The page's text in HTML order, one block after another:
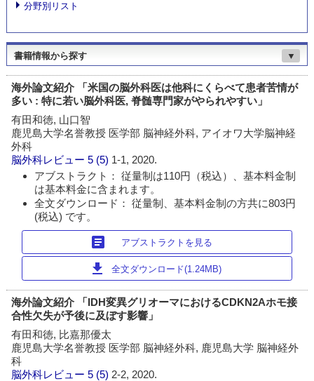
分野別リスト
書籍情報から探す ▼
海外論文紹介 「米国の脳外科医は他科にくらべて患者苦情が
多い : 特に若い脳外科医, 脊髄専門家がやられやすい」
有田和徳, 山口智
鹿児島大学名誉教授 医学部 脳神経外科, アイオワ大学脳神経
外科
脳外科レビュー 5 (5) 1-1, 2020.
アブストラクト： 従量制は110円（税込）、基本料金制
は基本料金に含まれます。
全文ダウンロード： 従量制、基本料金制の方共に803円
(税込) です。
article アブストラクトを見る
download 全文ダウンロード(1.24MB)
海外論文紹介 「IDH変異グリオーマにおけるCDKN2Aホモ接
合性欠失が予後に及ぼす影響」
有田和徳, 比嘉那優太
鹿児島大学名誉教授 医学部 脳神経外科, 鹿児島大学 脳神経外
科
脳外科レビュー 5 (5) 2-2, 2020.